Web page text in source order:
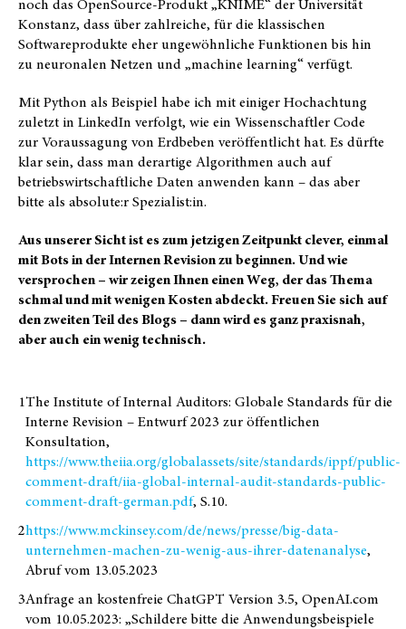
noch das OpenSource-Produkt „KNIME“ der Universität
Konstanz, dass über zahlreiche, für die klassischen
Softwareprodukte eher ungewöhnliche Funktionen bis hin
zu neuronalen Netzen und „machine learning“ verfügt.
Mit Python als Beispiel habe ich mit einiger Hochachtung
zuletzt in LinkedIn verfolgt, wie ein Wissenschaftler Code
zur Voraussagung von Erdbeben veröffentlicht hat. Es dürfte
klar sein, dass man derartige Algorithmen auch auf
betriebswirtschaftliche Daten anwenden kann – das aber
bitte als absolute:r Spezialist:in.
Aus unserer Sicht ist es zum jetzigen Zeitpunkt clever, einmal
mit Bots in der Internen Revision zu beginnen. Und wie
versprochen – wir zeigen Ihnen einen Weg, der das Thema
schmal und mit wenigen Kosten abdeckt. Freuen Sie sich auf
den zweiten Teil des Blogs – dann wird es ganz praxisnah,
aber auch ein wenig technisch.
1The Institute of Internal Auditors: Globale Standards für die
Interne Revision – Entwurf 2023 zur öffentlichen
Konsultation,
https://www.theiia.org/globalassets/site/standards/ippf/public-
comment-draft/iia-global-internal-audit-standards-public-
comment-draft-german.pdf, S.10.
2https://www.mckinsey.com/de/news/presse/big-data-
unternehmen-machen-zu-wenig-aus-ihrer-datenanalyse,
Abruf vom 13.05.2023
3Anfrage an kostenfreie ChatGPT Version 3.5, OpenAI.com
vom 10.05.2023: „Schildere bitte die Anwendungsbeispiele